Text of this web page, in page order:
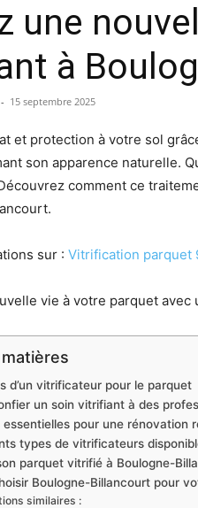
une
à
- 15 septembre 2025
et protection à votre sol
son apparence naturelle.
comment ce
sur : Vitrification parquet
vie à votre parquet
d’un vitrificateur pour le parquet
un soin vitrifiant à des
essentielles pour une rénovation
types de vitrificateurs
parquet vitrifié à Boulogne-
Boulogne-Billancourt pour
similaires :